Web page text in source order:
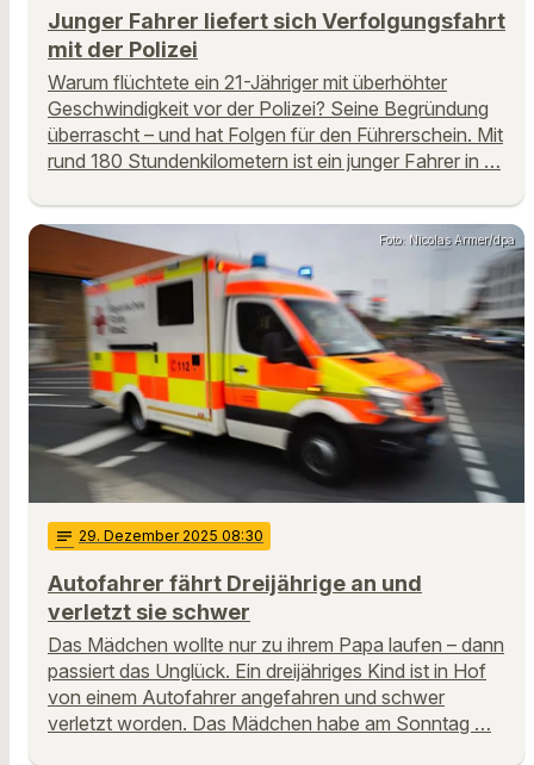
Junger Fahrer liefert sich Verfolgungsfahrt
mit der Polizei
Warum flüchtete ein 21-Jähriger mit überhöhter
Geschwindigkeit vor der Polizei? Seine Begründung
überrascht – und hat Folgen für den Führerschein. Mit
rund 180 Stundenkilometern ist ein junger Fahrer in …
Foto: Nicolas Armer/dpa
notes 29. Dezember 2025 08:30
Autofahrer fährt Dreijährige an und
verletzt sie schwer
Das Mädchen wollte nur zu ihrem Papa laufen – dann
passiert das Unglück. Ein dreijähriges Kind ist in Hof
von einem Autofahrer angefahren und schwer
verletzt worden. Das Mädchen habe am Sonntag …